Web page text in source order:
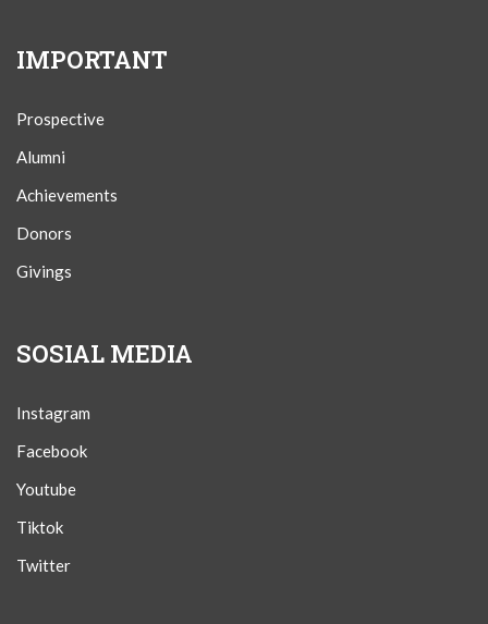
IMPORTANT
Prospective
Alumni
Achievements
Donors
Givings
SOSIAL MEDIA
Instagram
Facebook
Youtube
Tiktok
Twitter